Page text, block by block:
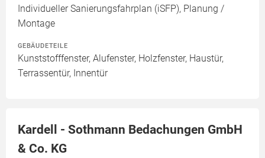
Individueller Sanierungsfahrplan (iSFP), Planung /
Montage
GEBÄUDETEILE
Kunststofffenster, Alufenster, Holzfenster, Haustür,
Terrassentür, Innentür
Kardell - Sothmann Bedachungen GmbH
& Co. KG